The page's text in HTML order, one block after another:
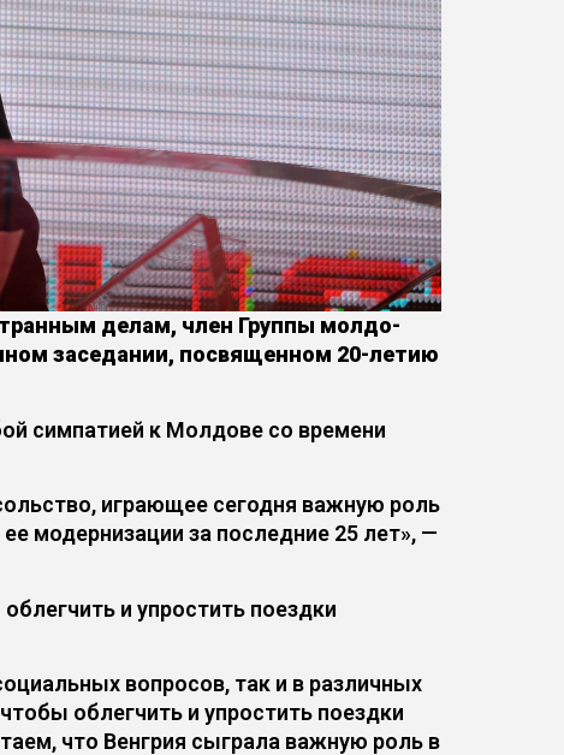
делам, член Группы молдо-
заседании, посвященном 20-летию
симпатией к Молдове со времени
играющее сегодня важную роль
модернизации за последние 25 лет», —
и упростить поездки
вопросов, так и в различных
облегчить и упростить поездки
что Венгрия сыграла важную роль в